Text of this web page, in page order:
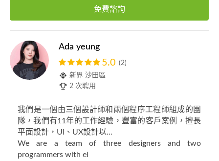
免費諮詢
Ada yeung
5.0 (2)
新界 沙田區
2 次聘用
我們是一個由三個設計師和兩個程序工程師組成的團
隊，我們有11年的工作經驗，豐富的客戶案例，擅長
平面設計，UI、UX設計以...
We are a team of three designers and two
programmers with el